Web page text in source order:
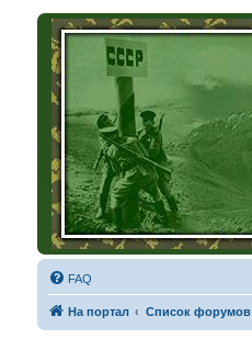
FAQ
На портал Список форумов